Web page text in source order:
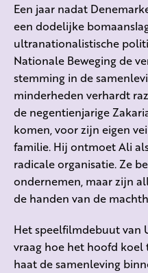
Een jaar nadat
een dodelijke
ultranationalistische
Nationale Beweging de
stemming in de
minderheden verhardt
de negentienjarige
komen, voor zijn eigen
familie. Hij ontmoet Ali
radicale organisatie. Ze
ondernemen, maar zijn
de handen van de
Het speelfilmdebuut van
vraag hoe het hoofd koel
haat de samenleving